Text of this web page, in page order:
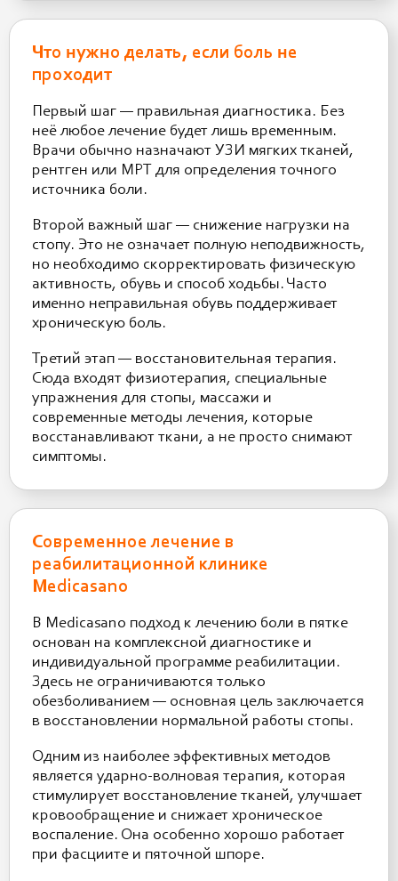
Что нужно делать, если боль не
проходит
Первый шаг — правильная диагностика. Без
неё любое лечение будет лишь временным.
Врачи обычно назначают УЗИ мягких тканей,
рентген или МРТ для определения точного
источника боли.
Второй важный шаг — снижение нагрузки на
стопу. Это не означает полную неподвижность,
но необходимо скорректировать физическую
активность, обувь и способ ходьбы. Часто
именно неправильная обувь поддерживает
хроническую боль.
Третий этап — восстановительная терапия.
Сюда входят физиотерапия, специальные
упражнения для стопы, массажи и
современные методы лечения, которые
восстанавливают ткани, а не просто снимают
симптомы.
Современное лечение в
реабилитационной клинике
Medicasano
В Medicasano подход к лечению боли в пятке
основан на комплексной диагностике и
индивидуальной программе реабилитации.
Здесь не ограничиваются только
обезболиванием — основная цель заключается
в восстановлении нормальной работы стопы.
Одним из наиболее эффективных методов
является ударно-волновая терапия, которая
стимулирует восстановление тканей, улучшает
кровообращение и снижает хроническое
воспаление. Она особенно хорошо работает
при фасциите и пяточной шпоре.